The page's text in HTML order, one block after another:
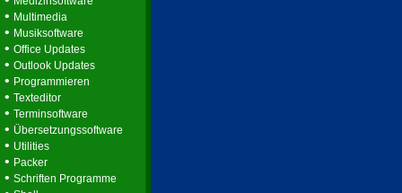
• Multimedia
• Musiksoftware
• Office Updates
• Outlook Updates
• Programmieren
• Texteditor
• Terminsoftware
• Übersetzungssoftware
• Utilities
• Packer
• Schriften Programme